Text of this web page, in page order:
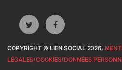
COPYRIGHT © LIEN SOCIAL 2026.
LÉGALES/COOKIES/DONNÉES